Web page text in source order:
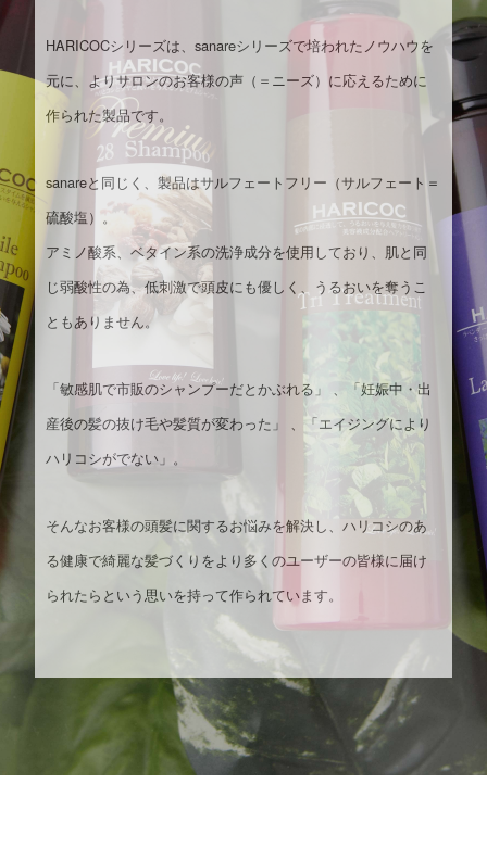
HARICOCシリーズは、sanareシリーズで培われたノウハウを
元に、よりサロンのお客様の声（＝ニーズ）に応えるために
作られた製品です。
sanareと同じく、製品はサルフェートフリー（サルフェート＝
硫酸塩）。
アミノ酸系、ベタイン系の洗浄成分を使用しており、肌と同
じ弱酸性の為、低刺激で頭皮にも優しく、うるおいを奪うこ
ともありません。
「敏感肌で市販のシャンプーだとかぶれる」 、「妊娠中・出
産後の髪の抜け毛や髪質が変わった」 、「エイジングにより
ハリコシがでない」。
そんなお客様の頭髪に関するお悩みを解決し、ハリコシのあ
る健康で綺麗な髪づくりをより多くのユーザーの皆様に届け
られたらという思いを持って作られています。